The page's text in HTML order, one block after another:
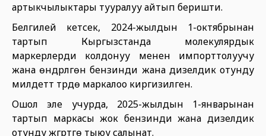
артыкчылыктары тууралуу айтып беришти.
Белгилей кетсек, 2024-жылдын 1-октябрынан
тартып Кыргызстанда молекулярдык
маркерлерди колдонуу менен импорттолуучу
жана өндүрүлгөн бензинди жана дизелдик отунду
милдеттүү түрдө маркалоо киргизилген.
Ошол эле учурда, 2025-жылдын 1-январынан
тартып маркасы жок бензинди жана дизелдик
отунду жүгүртүүгө тыюу салынат.